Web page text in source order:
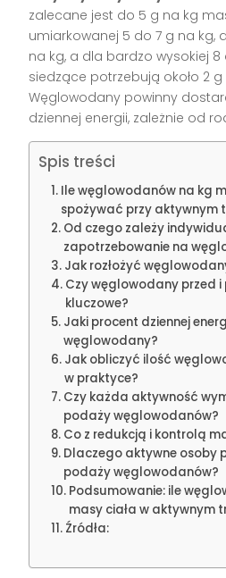
zalecane jest do 5 g na kg
umiarkowanej 5 do 7 g na kg,
na kg, a dla bardzo wysokiej 8
siedzące potrzebują około 2
Węglowodany powinny
dziennej energii, zależnie od
Spis treści
Ile węglowodanów na kg
spożywać przy aktywnym
Od czego zależy
zapotrzebowanie na
Jak rozłożyć
Czy węglowodany przed i
kluczowe?
Jaki procent dziennej
węglowodany?
Jak obliczyć ilość
w praktyce?
Czy każda aktywność
podaży węglowodanów?
Co z redukcją i kontrolą
Dlaczego aktywne osoby
podaży węglowodanów?
Podsumowanie: ile
masy ciała w aktywnym
Źródła: